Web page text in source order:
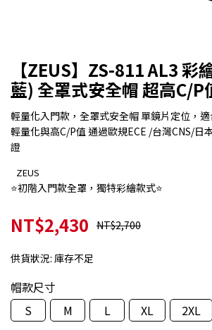
【ZEUS】ZS-811 AL3 彩
藍) 全罩式安全帽 超高C/P
輕量化入門款，全罩式安全帽 單鏡片定位，適
輕量化與高C/P值 通過歐規ECE /台灣CNS/日
證
ZEUS
⭐初階入門款全罩，獨特彩繪款式⭐
NT$2,430 NT$2,700
供貨狀況: 庫存不足
帽款尺寸
S
M L XL 2XL